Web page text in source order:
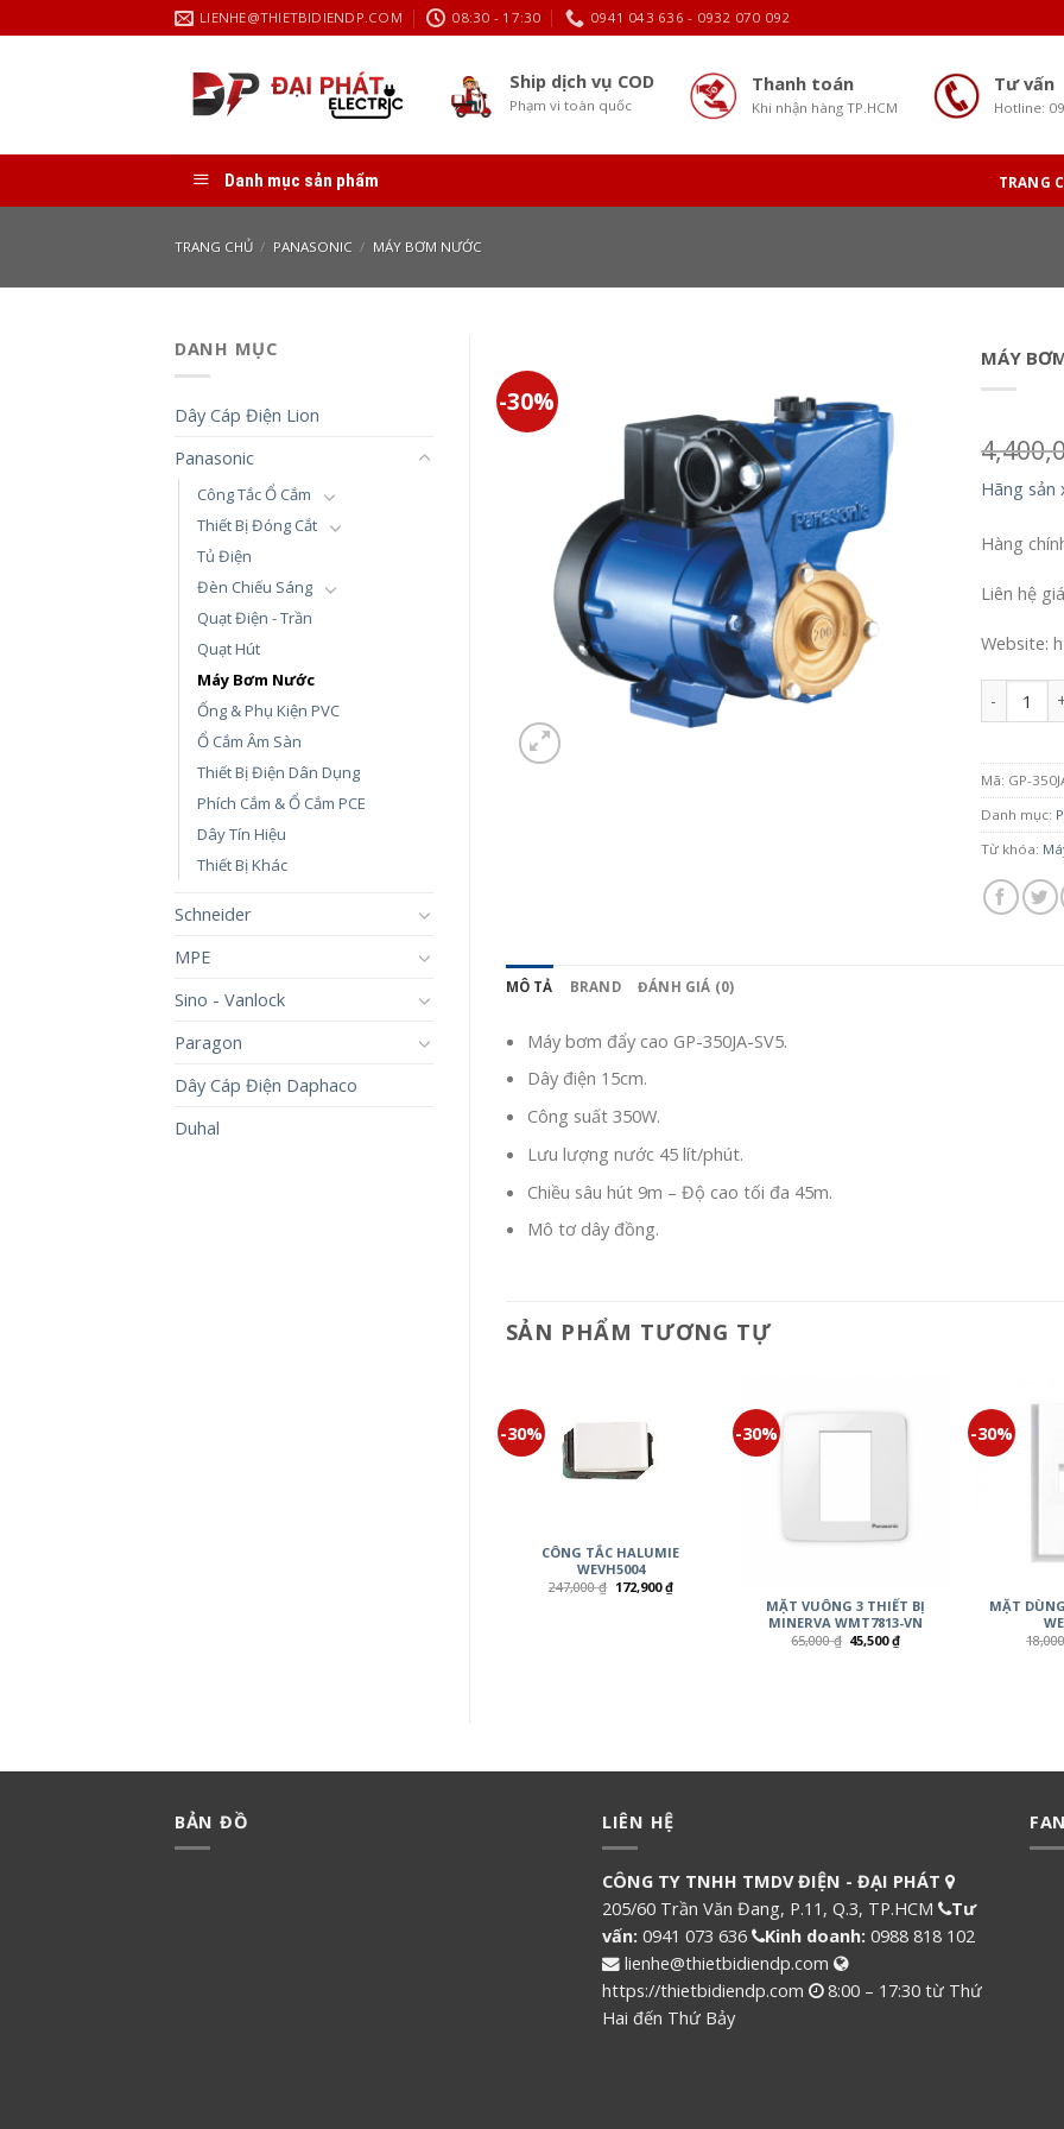
to
LIENHE@THIETBIDIENDP.COM 08:30 - 17:30 0941 043 636 - 0932 070 092
Ship dịch vụ COD
Phạm vi toàn quốc
Thanh toán
Khi nhận hàng TP.HCM
Tư vấn
Hotline:
Danh mục sản phẩm TRANG
TRANG CHỦ / PANASONIC / MÁY BƠM NƯỚC
DANH MỤC
Dây Cáp Điện Lion
Panasonic
Công Tắc Ổ Cắm
Thiết Bị Đóng Cắt
Tủ Điện
Đèn Chiếu Sáng
Quạt Điện - Trần
Quạt Hút
Máy Bơm Nước
Ống & Phụ Kiện PVC
Ổ Cắm Âm Sàn
Thiết Bị Điện Dân Dụng
Phích Cắm & Ổ Cắm PCE
Dây Tín Hiệu
Thiết Bị Khác
Schneider
MPE
Sino - Vanlock
Paragon
Dây Cáp Điện Daphaco
Duhal
-30%
MÁY
Hãng sản
Hàng
Liên hệ
Website:
Mã: GP-
Danh mục:
Từ khóa:
MÔ TẢ BRAND ĐÁNH GIÁ (0)
Máy bơm đẩy cao GP-350JA-SV5.
Dây điện 15cm.
Công suất 350W.
Lưu lượng nước 45 lít/phút.
Chiều sâu hút 9m – Độ cao tối đa 45m.
Mô tơ dây đồng.
SẢN PHẨM TƯƠNG TỰ
-30%
CÔNG TẮC HALUMIE
WEVH5004
247,000₫ 172,900₫
-30%
MẶT VUÔNG 3 THIẾT BỊ
MINERVA WMT7813-VN
65,000₫ 45,500₫
-30%
MẶT
BẢN ĐỒ LIÊN HỆ
CÔNG TY TNHH TMDV ĐIỆN - ĐẠI PHÁT
205/60 Trần Văn Đang, P.11, Q.3, TP.HCM
Tư
vấn: 0941 073 636 Kinh doanh: 0988 818 102
lienhe@thietbidiendp.com
https://thietbidiendp.com
8:00 – 17:30 từ Thứ
Hai đến Thứ Bảy